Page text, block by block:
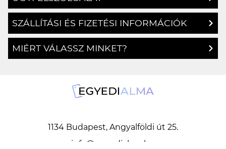
ÜGYFÉLSZOLGÁLAT
SZÁLLÍTÁSI ÉS FIZETÉSI INFORMÁCIÓK